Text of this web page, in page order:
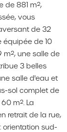
de 881 m²,
vous
de 32
équipée de 10
m², une salle de
3 belles
salle d'eau et
sol complet de
m². La
retrait de la rue,
orientation sud-